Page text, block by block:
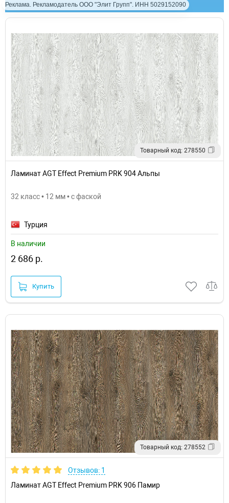
Реклама. Рекламодатель ООО "Элит Групп". ИНН 5029152090
Товарный код: 278550
Ламинат AGT Effect Premium PRK 904 Альпы
32 класс • 12 мм • с фаской
Турция
В наличии
2 686 р.
Купить
Товарный код: 278552
Отзывов: 1
Ламинат AGT Effect Premium PRK 906 Памир